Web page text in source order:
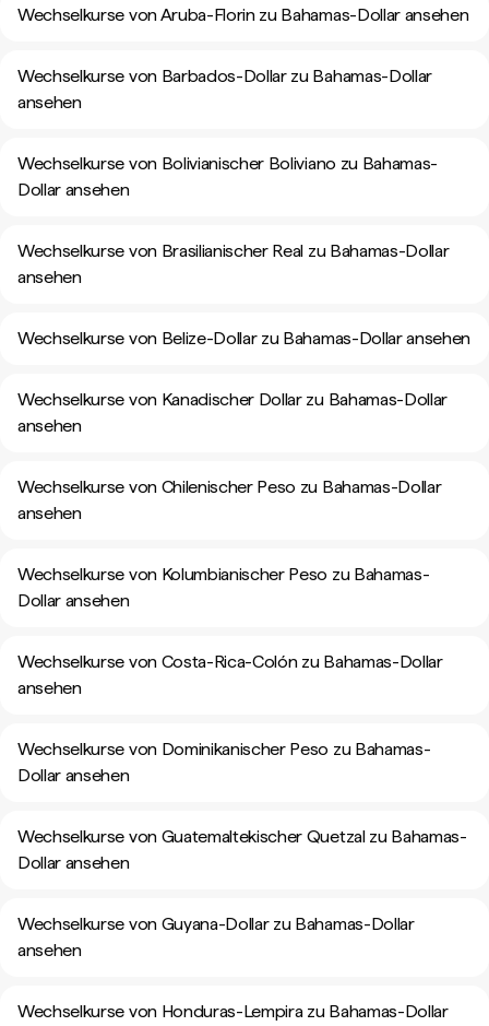
Wechselkurse von Aruba-Florin zu Bahamas-Dollar ansehen
Wechselkurse von Barbados-Dollar zu Bahamas-Dollar
ansehen
Wechselkurse von Bolivianischer Boliviano zu Bahamas-
Dollar ansehen
Wechselkurse von Brasilianischer Real zu Bahamas-Dollar
ansehen
Wechselkurse von Belize-Dollar zu Bahamas-Dollar ansehen
Wechselkurse von Kanadischer Dollar zu Bahamas-Dollar
ansehen
Wechselkurse von Chilenischer Peso zu Bahamas-Dollar
ansehen
Wechselkurse von Kolumbianischer Peso zu Bahamas-
Dollar ansehen
Wechselkurse von Costa-Rica-Colón zu Bahamas-Dollar
ansehen
Wechselkurse von Dominikanischer Peso zu Bahamas-
Dollar ansehen
Wechselkurse von Guatemaltekischer Quetzal zu Bahamas-
Dollar ansehen
Wechselkurse von Guyana-Dollar zu Bahamas-Dollar
ansehen
Wechselkurse von Honduras-Lempira zu Bahamas-Dollar